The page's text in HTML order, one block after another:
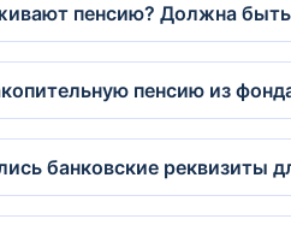
пенсию? Должна быть
пенсию из
банковские реквизиты